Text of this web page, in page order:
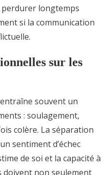
longtemps
si la communication
sur les
souvent un
: soulagement,
colère. La séparation
sentiment d’échec
de soi et la capacité à
doivent non seulement